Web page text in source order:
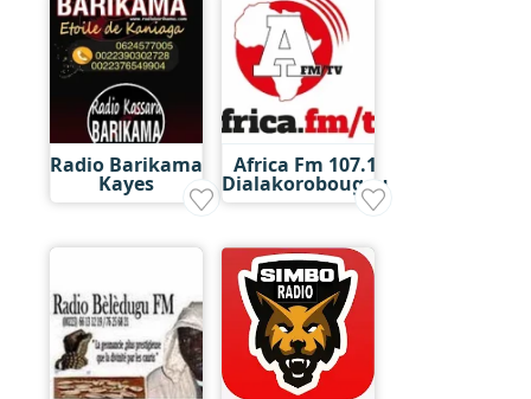
Radio Barikama
Kayes
Africa Fm 107.1
Dialakorobougou